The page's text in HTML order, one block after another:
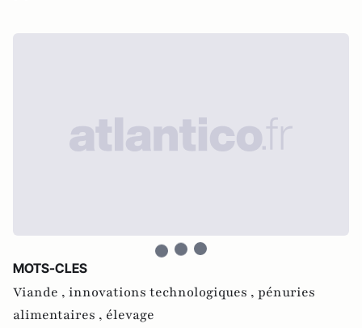
MOTS-CLES
Viande , innovations technologiques , pénuries
alimentaires , élevage